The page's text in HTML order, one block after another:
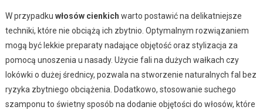
W przypadku włosów cienkich warto postawić na delikatniejsze
techniki, które nie obciążą ich zbytnio. Optymalnym rozwiązaniem
mogą być lekkie preparaty nadające objętość oraz stylizacja za
pomocą unoszenia u nasady. Użycie fali na dużych wałkach czy
lokówki o dużej średnicy, pozwala na stworzenie naturalnych fal bez
ryzyka zbytniego obciążenia. Dodatkowo, stosowanie suchego
szamponu to świetny sposób na dodanie objętości do włosów, które